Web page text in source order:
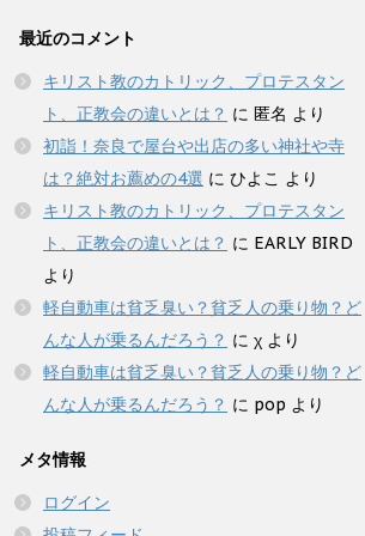
最近のコメント
キリスト教のカトリック、プロテスタン
ト、正教会の違いとは？ に 匿名 より
初詣！奈良で屋台や出店の多い神社や寺
は？絶対お薦めの4選 に ひよこ より
キリスト教のカトリック、プロテスタン
ト、正教会の違いとは？ に EARLY BIRD
より
軽自動車は貧乏臭い？貧乏人の乗り物？ど
んな人が乗るんだろう？ に χ より
軽自動車は貧乏臭い？貧乏人の乗り物？ど
んな人が乗るんだろう？ に pop より
メタ情報
ログイン